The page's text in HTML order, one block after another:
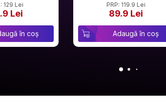
129 Lei
Lei
în coș
PRP: 119.9 Lei
89.9 Lei
Adaugă în coș